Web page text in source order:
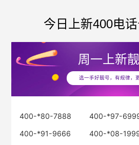
今日上新400电
周一上新
选一手好靓号，有规律，
400-*80-7888 400-*97-
400-*91-9666
400-*08-